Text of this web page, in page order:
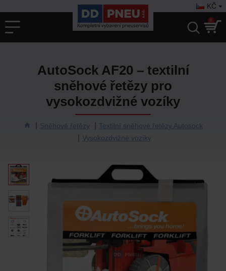
KČ
0
Sněhové řetězy
Textilní sněhové řetězy Autosock
Vysokozdvižné vozíky
AutoSock AF20 – textilní
sněhové řetězy pro
vysokozdvižné vozíky